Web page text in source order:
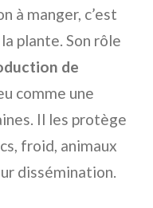
à manger, c’est
plante. Son rôle
de
comme une
Il les protège
froid, animaux
dissémination.